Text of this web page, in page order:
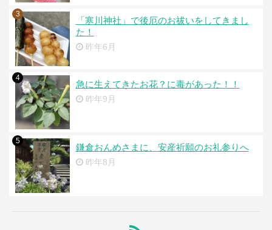
3
「寒川神社」で後厄のお祓いをしてきまし
た！
昨年6月
4
急に生えてきたお花？に毒があった！！
昨年9月
5
鎌倉おんめさまに、安産祈願のお礼参りへ
昨年8月